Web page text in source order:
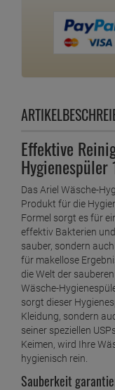
Effektive
Hygienespüler
Das Ariel Wäsche-
Produkt für die
Formel sorgt es für
effektiv Bakterien
sauber, sondern
für makellose
die Welt der
Wäsche-
sorgt dieser
Kleidung, sondern
seiner speziellen
Keimen, wird Ihre
hygienisch rein.
Sauberkeit